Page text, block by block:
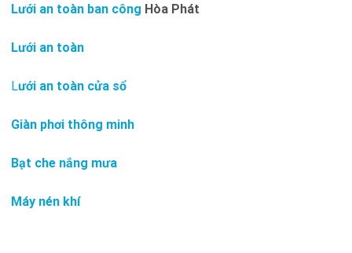
Lưới an toàn ban công Hòa Phát
Lưới an toàn
Lưới an toàn cửa sổ
Giàn phơi thông minh
Bạt che nắng mưa
Máy nén khí